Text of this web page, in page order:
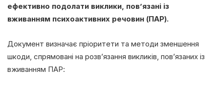
ефективно подолати виклики, пов’язані із
вживанням психоактивних речовин (ПАР).
Документ визначає пріоритети та методи зменшення
шкоди, спрямовані на розв’язання викликів, пов’язаних із
вживанням ПАР: